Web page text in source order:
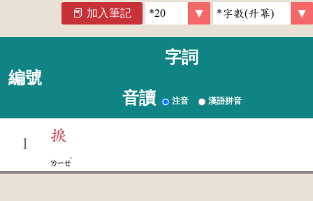
加入筆記
編號
字詞
音讀 注音 漢語拼音
1
捩
ㄌㄧㄝ
ˋ